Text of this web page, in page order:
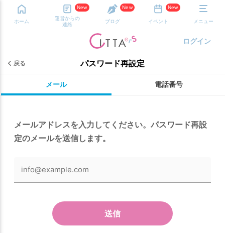
ホーム
New
運営からの
連絡
New
ブログ
New
イベント メニュー
ログイン
戻る パスワード再設定
メール 電話番号
メールアドレスを入力してください。パスワード再設
定のメールを送信します。
送信